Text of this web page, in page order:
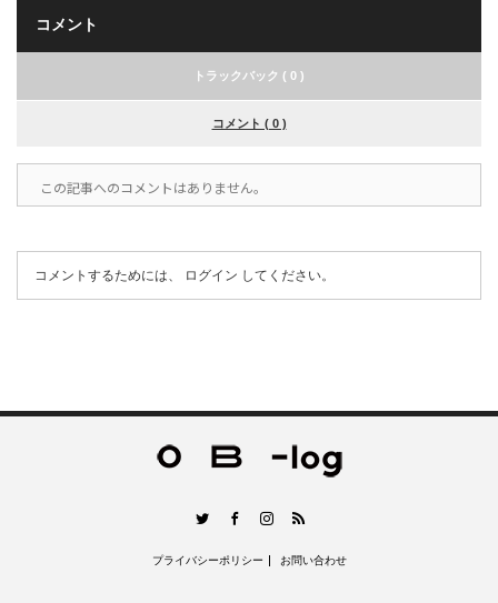
コメント
トラックバック ( 0 )
コメント ( 0 )
この記事へのコメントはありません。
コメントするためには、 ログイン してください。
TwitterFacebookInstagram
RSS
プライバシーポリシー お問い合わせ